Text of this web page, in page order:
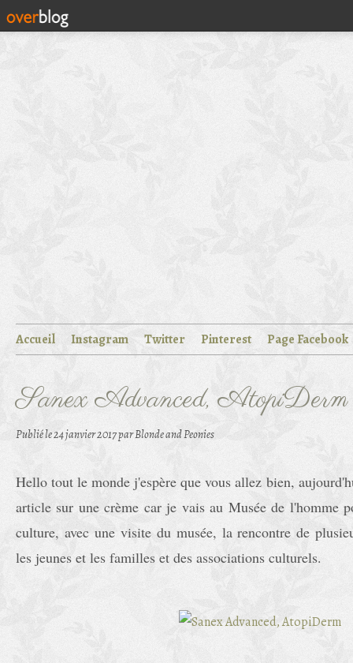
Accueil Instagram Twitter Pinterest Page Facebook
Sanex Advanced, AtopiDerm
Publié le24 janvier 2017par Blonde and Peonies
Hello tout le monde j'espère que vous allez bien,
article sur une crème car je vais au Musée de l'homme
culture, avec une visite du musée, la rencontre de
les jeunes et les familles et des associations culturels.